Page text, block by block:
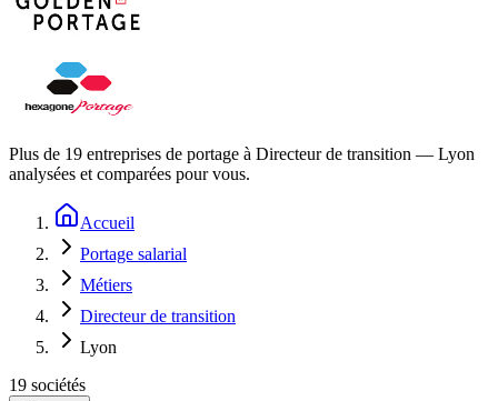
Plus de 19 entreprises de portage à Directeur de transition — Lyon
analysées et comparées pour vous.
Accueil
Portage salarial
Métiers
Directeur de transition
Lyon
19 sociétés